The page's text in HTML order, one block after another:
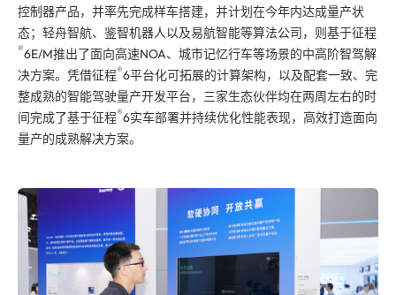
控制器产品，并率先完成样车搭建，并计划在今年内达成量产状
态；轻舟智航、鉴智机器人以及易航智能等算法公司，则基于征程
®6E/M推出了面向高速NOA、城市记忆行车等场景的中高阶智驾解
决方案。凭借征程®6平台化可拓展的计算架构，以及配套一致、完
整成熟的智能驾驶量产开发平台，三家生态伙伴均在两周左右的时
间完成了基于征程®6实车部署并持续优化性能表现，高效打造面向
量产的成熟解决方案。